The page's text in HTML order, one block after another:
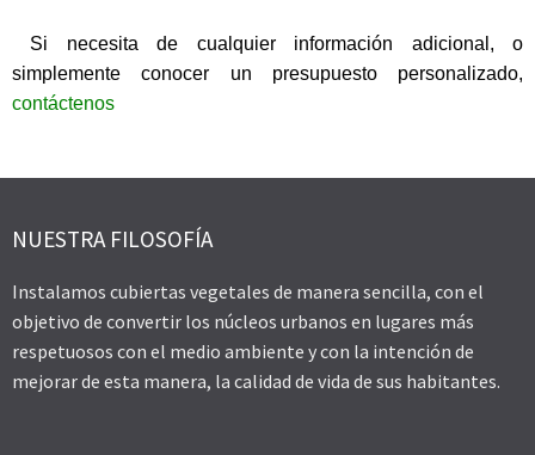
Si necesita de cualquier información adicional, o
simplemente conocer un presupuesto personalizado,
contáctenos
NUESTRA FILOSOFÍA
Instalamos cubiertas vegetales de manera sencilla, con el
objetivo de convertir los núcleos urbanos en lugares más
respetuosos con el medio ambiente y con la intención de
mejorar de esta manera, la calidad de vida de sus habitantes.